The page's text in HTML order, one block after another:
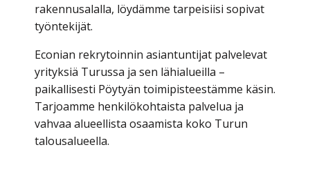
rakennusalalla, löydämme tarpeisiisi sopivat
työntekijät.
Econian rekrytoinnin asiantuntijat palvelevat
yrityksiä Turussa ja sen lähialueilla –
paikallisesti Pöytyän toimipisteestämme käsin.
Tarjoamme henkilökohtaista palvelua ja
vahvaa alueellista osaamista koko Turun
talousalueella.